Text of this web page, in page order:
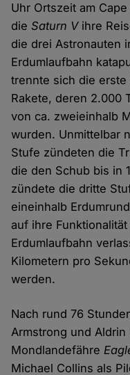
Uhr Ortszeit am
dieSaturn Vihre
die drei Astronauten
Erdumlaufbahn
trennte sich die
Rakete, deren 2.000
von ca. zweieinhalb
wurden. Unmittelbar
Stufe zündeten die
die den Schub bis in
zündete die dritte
eineinhalb
auf ihre
Erdumlaufbahn
Kilometern pro
werden.
Nach rund 76
Armstrong und
Mondlandefähre
Michael Collins als